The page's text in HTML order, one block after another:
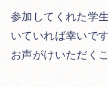
参加してくれた学
いていれば幸いで
お声がけいただく